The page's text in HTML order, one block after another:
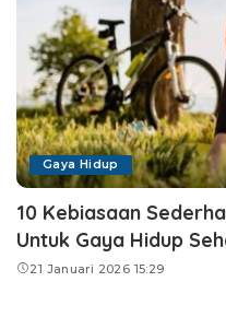
Gaya Hidup
10 Kebiasaan
Untuk Gaya Hidup
21 Januari 2026 15:29